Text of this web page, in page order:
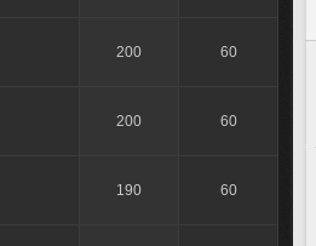
200 60
200 60
190 60